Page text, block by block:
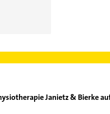
Janietz & Bierke